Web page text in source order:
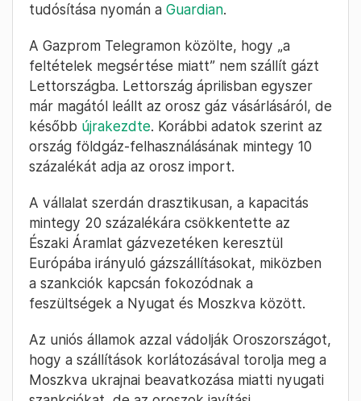
tudósítása nyomán a Guardian.
A Gazprom Telegramon közölte, hogy „a
feltételek megsértése miatt” nem szállít gázt
Lettországba. Lettország áprilisban egyszer
már magától leállt az orosz gáz vásárlásáról, de
később újrakezdte. Korábbi adatok szerint az
ország földgáz-felhasználásának mintegy 10
százalékát adja az orosz import.
A vállalat szerdán drasztikusan, a kapacitás
mintegy 20 százalékára csökkentette az
Északi Áramlat gázvezetéken keresztül
Európába irányuló gázszállításokat, miközben
a szankciók kapcsán fokozódnak a
feszültségek a Nyugat és Moszkva között.
Az uniós államok azzal vádolják Oroszországot,
hogy a szállítások korlátozásával torolja meg a
Moszkva ukrajnai beavatkozása miatti nyugati